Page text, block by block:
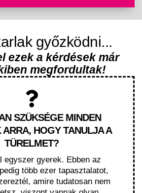
győzködni...
ezek a kérdések már
megfordultak!
SZÜKSÉGE MINDEN
ARRA, HOGY TANULJA A
TÜRELMET?
egyszer gyerek. Ebben az
több ezer tapasztalatot,
amire tudatosan nem